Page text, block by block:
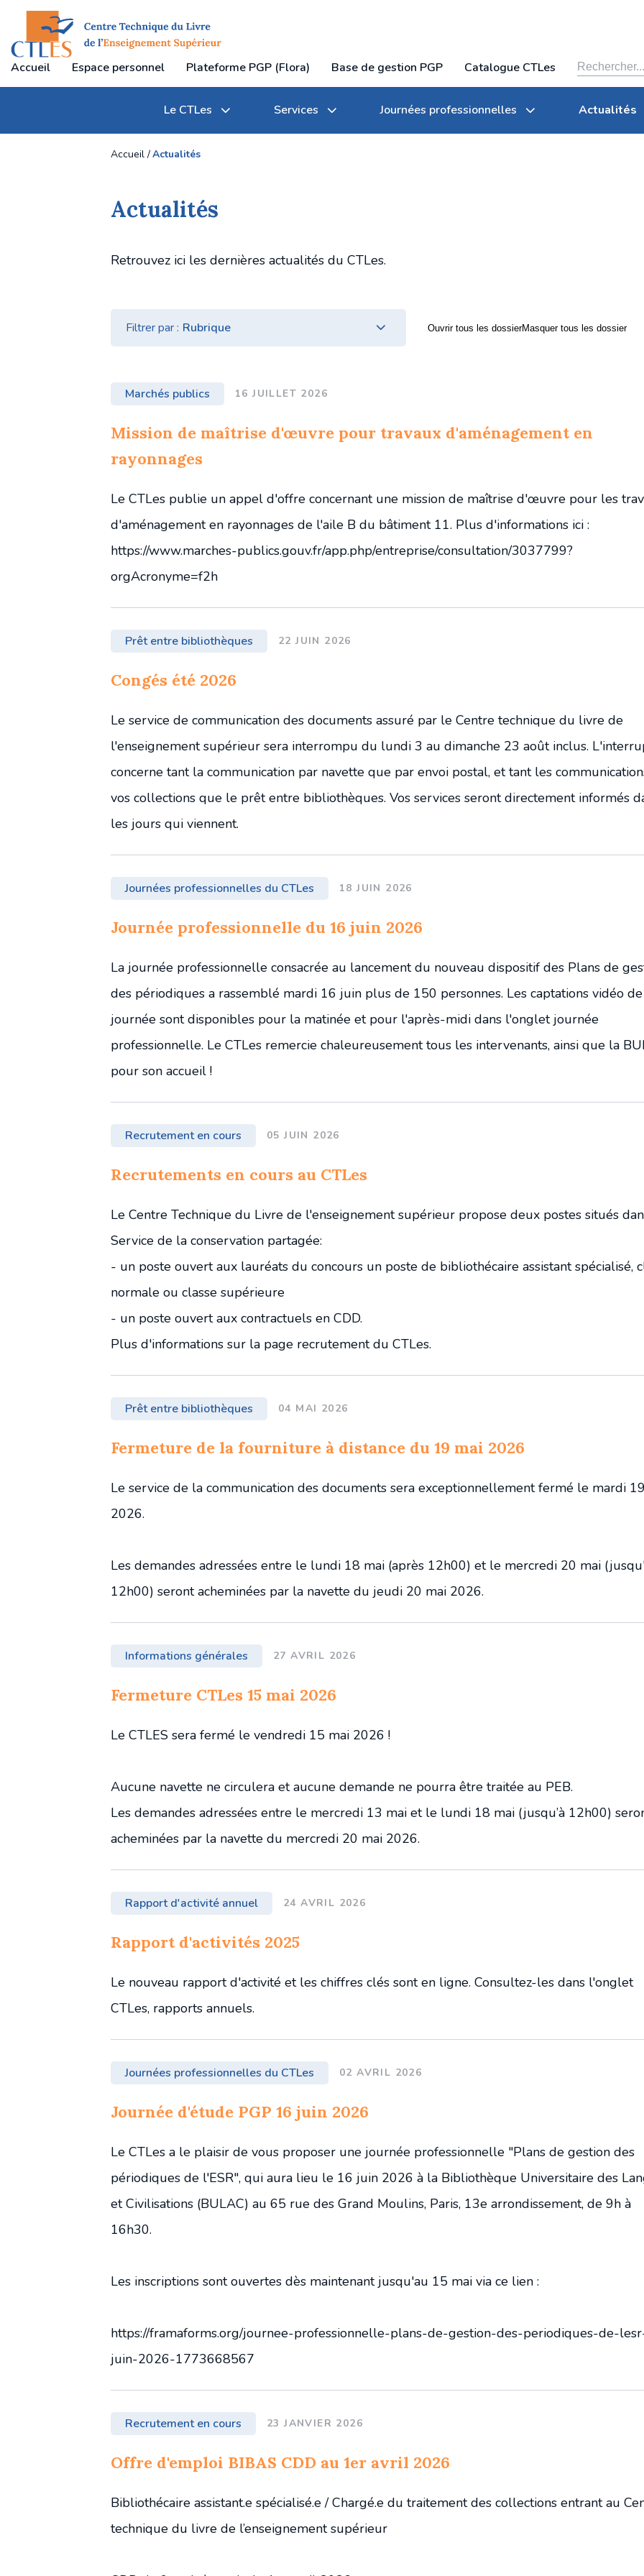
Accueil Espace personnel Plateforme PGP (Flora) Base de gestion PGP Catalogue CTLes
Le CTLes
Qu'est-ce que le CTLes ?
Conseil d'administration Programmations bisannuelles
Services
Transferts et gestion des documents
Journées professionnelles
Journées professionnelles du CTLes
Actualités
Accueil Actualités
Actualités
Retrouvez ici les dernières actualités du CTLes.
Filtrer par : Ouvrir tous les dossierMasquer tous les dossier
Marchés publics 16 JUILLET 2026
Mission de maîtrise d'œuvre pour travaux d'aménagement en
rayonnages
Le CTLes publie un appel d'offre concernant une mission de maîtrise d'œuvre pour les
d'aménagement en rayonnages de l'aile B du bâtiment 11. Plus d'informations ici :
https://www.marches-publics.gouv.fr/app.php/entreprise/consultation/3037799?
orgAcronyme=f2h
Prêt entre bibliothèques 22 JUIN 2026
Congés été 2026
Le service de communication des documents assuré par le Centre technique du livre de
l'enseignement supérieur sera interrompu du lundi 3 au dimanche 23 août inclus.
concerne tant la communication par navette que par envoi postal, et tant les
vos collections que le prêt entre bibliothèques. Vos services seront directement informés
les jours qui viennent.
Journées professionnelles du CTLes 18 JUIN 2026
Journée professionnelle du 16 juin 2026
La journée professionnelle consacrée au lancement du nouveau dispositif des Plans de
des périodiques a rassemblé mardi 16 juin plus de 150 personnes. Les captations vidéo
journée sont disponibles pour la matinée et pour l'après-midi dans l'onglet journée
professionnelle. Le CTLes remercie chaleureusement tous les intervenants, ainsi que la
pour son accueil !
Recrutement en cours 05 JUIN 2026
Recrutements en cours au CTLes
Le Centre Technique du Livre de l'enseignement supérieur propose deux postes situés
Service de la conservation partagée:
- un poste ouvert aux lauréats du concours un poste de bibliothécaire assistant spécialisé,
normale ou classe supérieure
- un poste ouvert aux contractuels en CDD.
Plus d'informations sur la page recrutement du CTLes.
Prêt entre bibliothèques 04 MAI 2026
Fermeture de la fourniture à distance du 19 mai 2026
Le service de la communication des documents sera exceptionnellement fermé le mardi
2026.
Les demandes adressées entre le lundi 18 mai (après 12h00) et le mercredi 20 mai
12h00) seront acheminées par la navette du jeudi 20 mai 2026.
Informations générales 27 AVRIL 2026
Fermeture CTLes 15 mai 2026
Le CTLES sera fermé le vendredi 15 mai 2026 !
Aucune navette ne circulera et aucune demande ne pourra être traitée au PEB.
Les demandes adressées entre le mercredi 13 mai et le lundi 18 mai (jusqu’à 12h00)
acheminées par la navette du mercredi 20 mai 2026.
Rapport d'activité annuel 24 AVRIL 2026
Rapport d'activités 2025
Le nouveau rapport d'activité et les chiffres clés sont en ligne. Consultez-les dans l'onglet
CTLes, rapports annuels.
Journées professionnelles du CTLes 02 AVRIL 2026
Journée d'étude PGP 16 juin 2026
Le CTLes a le plaisir de vous proposer une journée professionnelle "Plans de gestion des
périodiques de l'ESR", qui aura lieu le 16 juin 2026 à la Bibliothèque Universitaire des
et Civilisations (BULAC) au 65 rue des Grand Moulins, Paris, 13e arrondissement, de 9h à
16h30.
Les inscriptions sont ouvertes dès maintenant jusqu'au 15 mai via ce lien :
https://framaforms.org/journee-professionnelle-plans-de-gestion-des-periodiques-de-
juin-2026-1773668567
Recrutement en cours 23 JANVIER 2026
Offre d'emploi BIBAS CDD au 1er avril 2026
Bibliothécaire assistant.e spécialisé.e / Chargé.e du traitement des collections entrant au
technique du livre de l’enseignement supérieur